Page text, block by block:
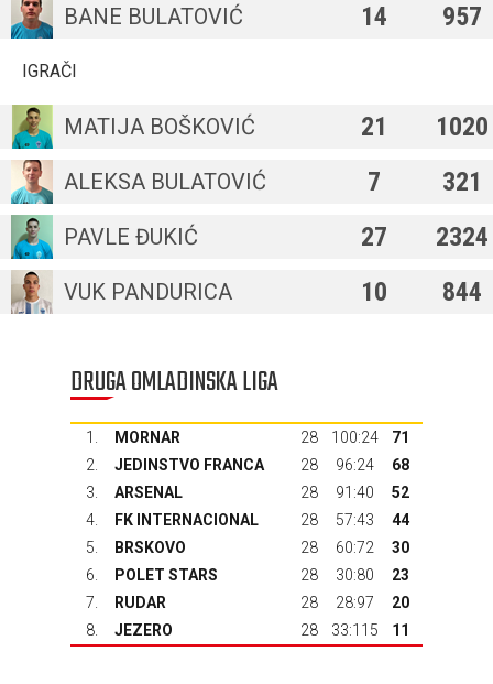
BANE BULATOVIĆ 14 957
IGRAČI
MATIJA BOŠKOVIĆ 21 1020
ALEKSA BULATOVIĆ 7 321
PAVLE ĐUKIĆ 27 2324
VUK PANDURICA 10 844
DRUGA OMLADINSKA LIGA
1. MORNAR 28 100:24
71
2.
JEDINSTVO FRANCA 28 96:24
68
3.
ARSENAL 28 91:40
52
4.
FK INTERNACIONAL 28 57:43
44
5.
BRSKOVO 28 60:72
30
6.
POLET STARS 28 30:80
23
7.
RUDAR 28 28:97
20
8.
JEZERO 28 33:115 11